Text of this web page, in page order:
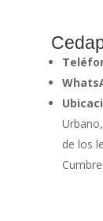
de los